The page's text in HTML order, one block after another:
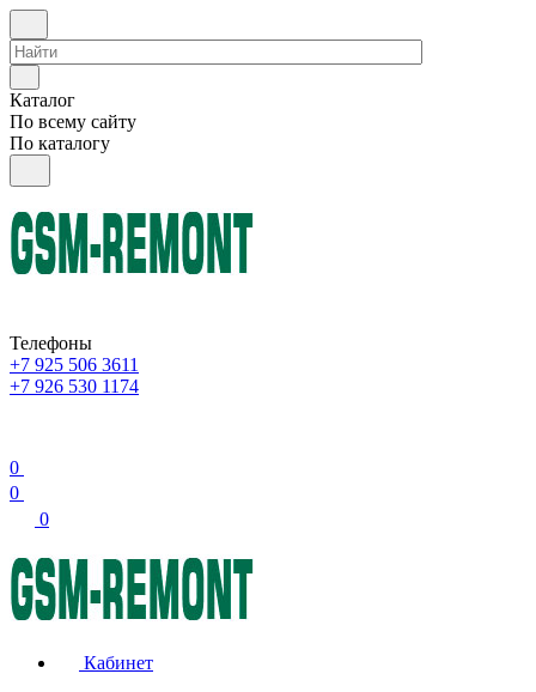
Каталог
По всему сайту
По каталогу
Телефоны
+7 925 506 3611
+7 926 530 1174
0
0
0
Кабинет